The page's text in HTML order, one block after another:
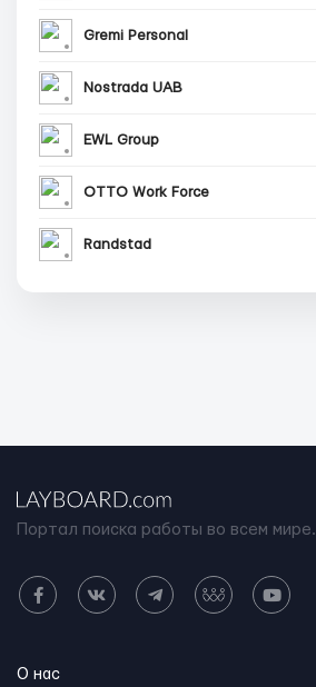
Gremi Personal
Nostrada UAB
EWL Group
OTTO Work Force
Randstad
Портал поиска работы во всем мире.
О нас